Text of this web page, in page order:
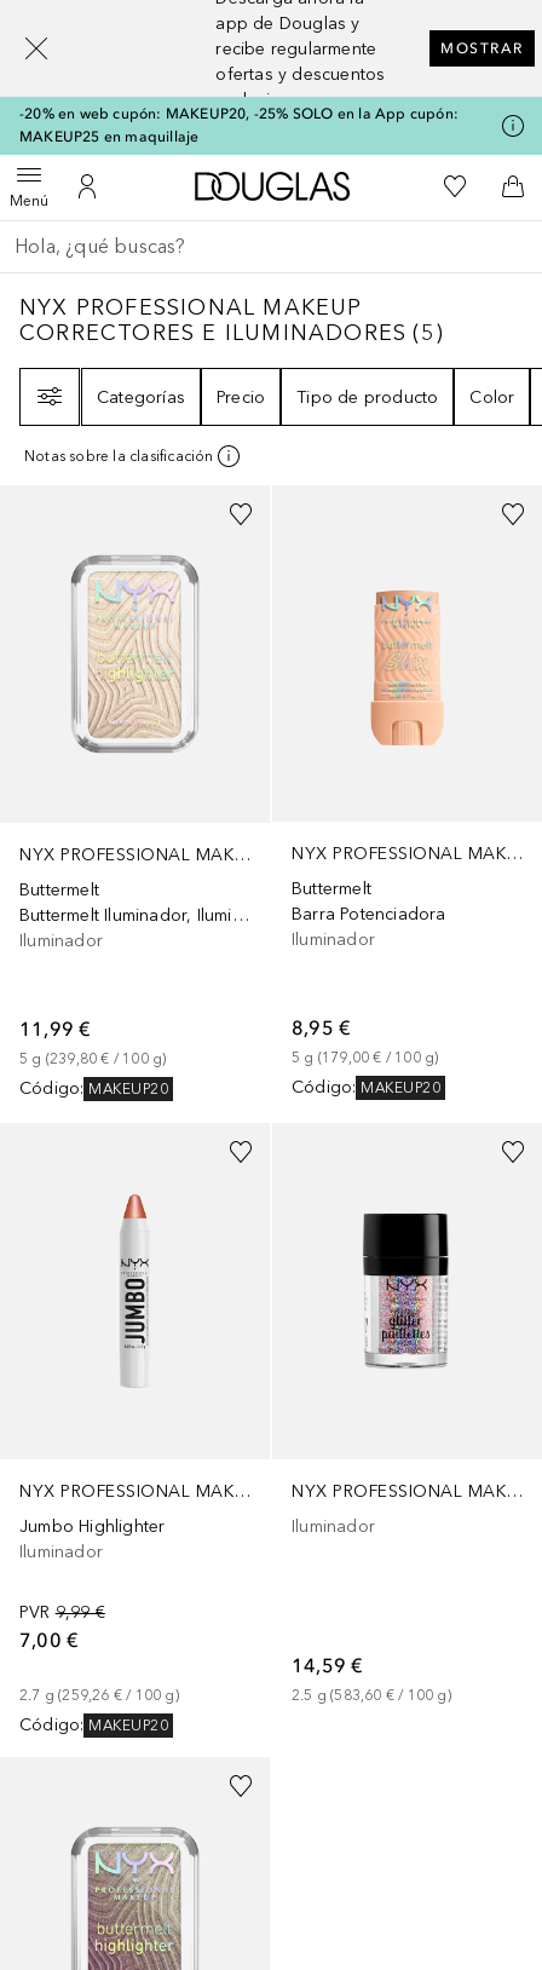
app de Douglas y
recibe regularmente
ofertas y descuentos
exclusivos
MOSTRAR
-20% en web cupón: MAKEUP20, -25% SOLO en la App cupón:
MAKEUP25 en maquillaje
MenúAbrir menúMi cuenta
A Douglas HomeMi lista de
A
Regresar
Ejecutar búsqueda
NYX PROFESSIONAL MAKEUP
NYX PROFESSIONAL MAKEUP
CORRECTORES E ILUMINADORES (5)
Categorías
Precio Tipo de producto Color
Notas sobre la clasificación
NYX PROFESSIONAL MAKEUP
Buttermelt
Buttermelt Iluminador, Iluminador facial, Tono «Butta in Black»
Iluminador
11,99 €
5 g (239,80 € / 100 g)
Código: MAKEUP20
+ 5
NYX PROFESSIONAL MAKEUP
Buttermelt
Barra Potenciadora
Iluminador
8,95 €
5 g (179,00 € / 100 g)
Código: MAKEUP20
NYX PROFESSIONAL MAKEUP
Jumbo Highlighter
Iluminador
PVR 9,99 €
7,00 €
2.7 g (259,26 € / 100 g)
Código: MAKEUP20
NYX PROFESSIONAL MAKEUP
Iluminador
14,59 €
2.5 g (583,60 € / 100 g)
[navigation.slideout.screenreader]